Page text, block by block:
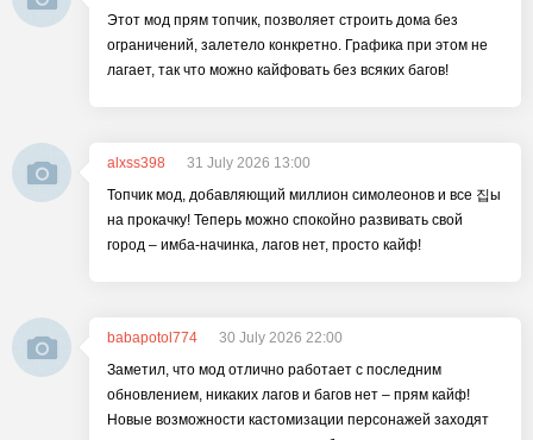
Этот мод прям топчик, позволяет строить дома без
ограничений, залетело конкретно. Графика при этом не
лагает, так что можно кайфовать без всяких багов!
alxss398
31 July 2026 13:00
Топчик мод, добавляющий миллион симолеонов и все 집ы
на прокачку! Теперь можно спокойно развивать свой
город – имба-начинка, лагов нет, просто кайф!
babapotol774
30 July 2026 22:00
Заметил, что мод отлично работает с последним
обновлением, никаких лагов и багов нет – прям кайф!
Новые возможности кастомизации персонажей заходят